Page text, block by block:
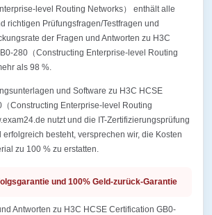
level Routing Networks） enthält alle
richtigen Prüfungsfragen/Testfragen und
der Fragen und Antworten zu H3C
280（Constructing Enterprise-level Routing
als 98 %.
und Software zu H3C HCSE
Constructing Enterprise-level Routing
nutzt und die IT-Zertifizierungsprüfung
besteht, versprechen wir, die Kosten
zu 100 % zu erstatten.
und 100% Geld-zurück-Garantie
Antworten zu H3C HCSE Certification GB0-